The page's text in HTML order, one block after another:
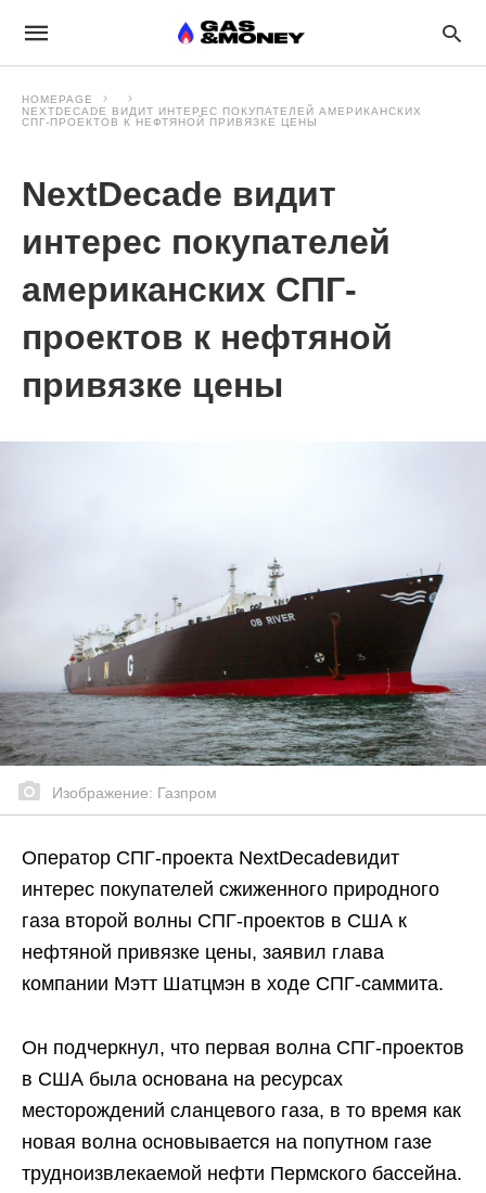
HOMEPAGE
NEXTDECADE ВИДИТ ИНТЕРЕС ПОКУПАТЕЛЕЙ АМЕРИКАНСКИХ
СПГ-ПРОЕКТОВ К НЕФТЯНОЙ ПРИВЯЗКЕ ЦЕНЫ
NextDecade видит
интерес покупателей
американских СПГ-
проектов к нефтяной
привязке цены
Изображение: Газпром
Оператор СПГ-проекта NextDecadeвидит
интерес покупателей сжиженного природного
газа второй волны СПГ-проектов в США к
нефтяной привязке цены, заявил глава
компании Мэтт Шатцмэн в ходе СПГ-саммита.
Он подчеркнул, что первая волна СПГ-проектов
в США была основана на ресурсах
месторождений сланцевого газа, в то время как
новая волна основывается на попутном газе
трудноизвлекаемой нефти Пермского бассейна.